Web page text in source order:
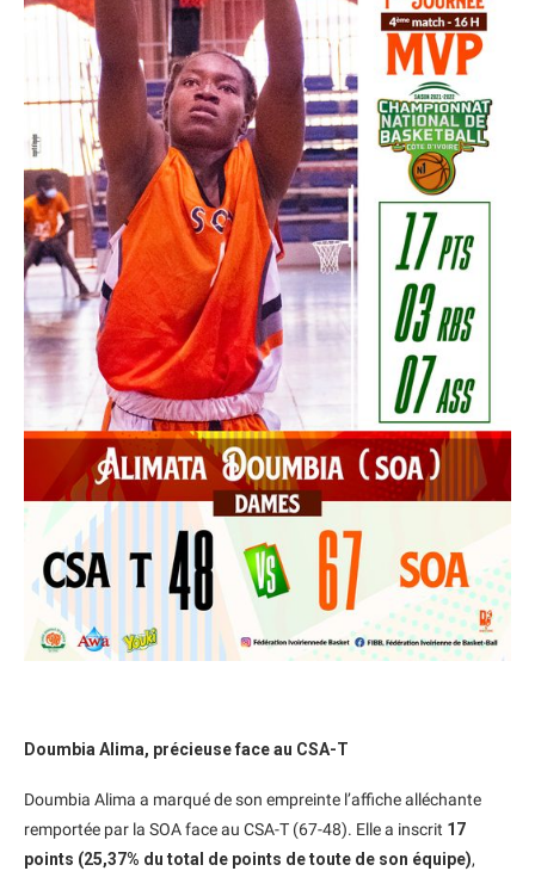
Doumbia Alima, précieuse face au CSA-T
Doumbia Alima a marqué de son empreinte l’affiche alléchante
remportée par la SOA face au CSA-T (67-48). Elle a inscrit 17
points (25,37% du total de points de toute de son équipe),